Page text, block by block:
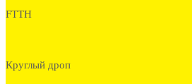
FTTH
Круглый дроп